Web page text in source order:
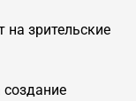
зрительские